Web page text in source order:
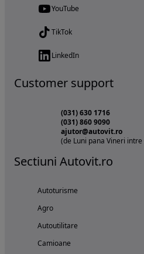
YouTube
TikTok
LinkedIn
Customer support
(031) 630 1716
(031) 860 9090
ajutor@autovit.ro
(de Luni pana Vineri intre
Sectiuni Autovit.ro
Autoturisme
Agro
Autoutilitare
Camioane